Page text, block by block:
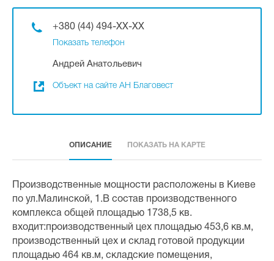
+380 (44) 494-XX-XX
Показать телефон
Андрей Анатольевич
Объект на сайте АН Благовест
ОПИСАНИЕ ПОКАЗАТЬ НА КАРТЕ
Производственные мощности расположены в Киеве
по ул.Малинской, 1.В состав производственного
комплекса общей площадью 1738,5 кв.
входит:производственный цех площадью 453,6 кв.м,
производственный цех и склад готовой продукции
площадью 464 кв.м, складские помещения,